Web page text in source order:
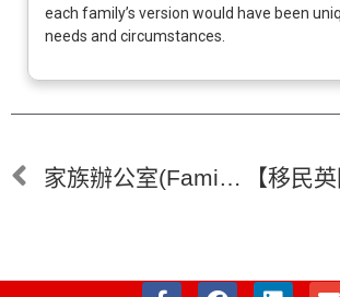
each family’s version would have been
needs and circumstances.
家族辦公室(Family Office)提供的服務